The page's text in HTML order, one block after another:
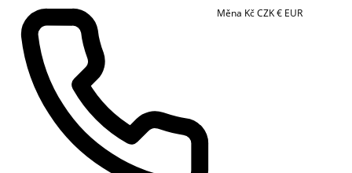
Měna KčCZK€ EUR